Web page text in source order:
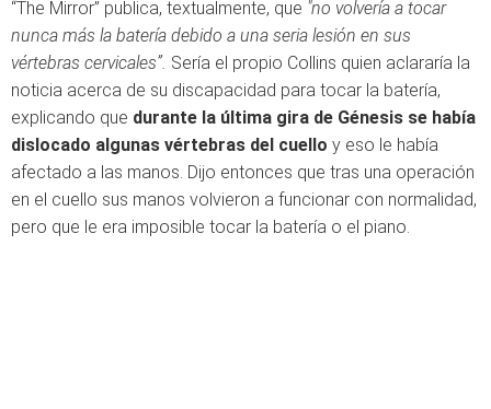
“The Mirror” publica, textualmente, que "no volvería a tocar
nunca más la batería debido a una seria lesión en sus
vértebras cervicales”. Sería el propio Collins quien aclararía la
noticia acerca de su discapacidad para tocar la batería,
explicando que durante la última gira de Génesis se había
dislocado algunas vértebras del cuello y eso le había
afectado a las manos. Dijo entonces que tras una operación
en el cuello sus manos volvieron a funcionar con normalidad,
pero que le era imposible tocar la batería o el piano.